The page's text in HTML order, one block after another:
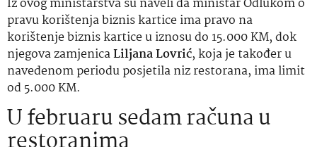
Iz ovog ministarstva su naveli da ministar Odlukom o
pravu korištenja biznis kartice ima pravo na
korištenje biznis kartice u iznosu do 15.000 KM, dok
njegova zamjenicaLiljana Lovrić, koja je također u
navedenom periodu posjetila niz restorana, ima limit
od 5.000 KM.
U februaru sedam računa u